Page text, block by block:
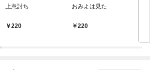
上意討ち
220
おみよは見た
220